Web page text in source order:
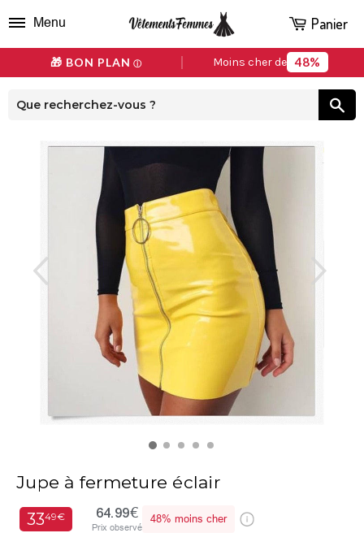
🎁 BON PLAN ⓘ Moins cher de 48%
Menu Panier
Jupe à fermeture éclair
3349€ 64.99€
Prix observé
48% moins cher